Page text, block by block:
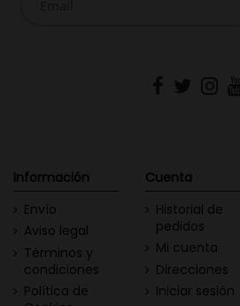
Información
Envío
Aviso legal
Términos y
condiciones
Política de
Cuenta
Historial de
pedidos
Mi cuenta
Direcciones
Iniciar sesión